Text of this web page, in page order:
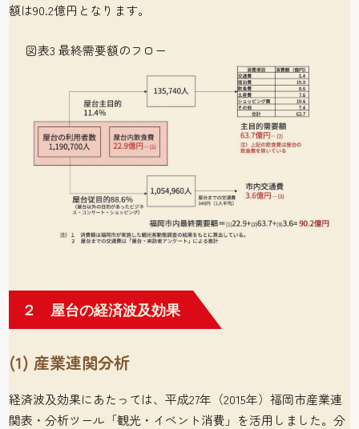
額は90.2億円となります。
図表3 最終需要額のフロー
２ 屋台の経済波及効果
(1) 産業連関分析
経済波及効果にあたっては、平成27年（2015年）福岡市産業連
関表・分析ツール「観光・イベント消費」を活用しました。分